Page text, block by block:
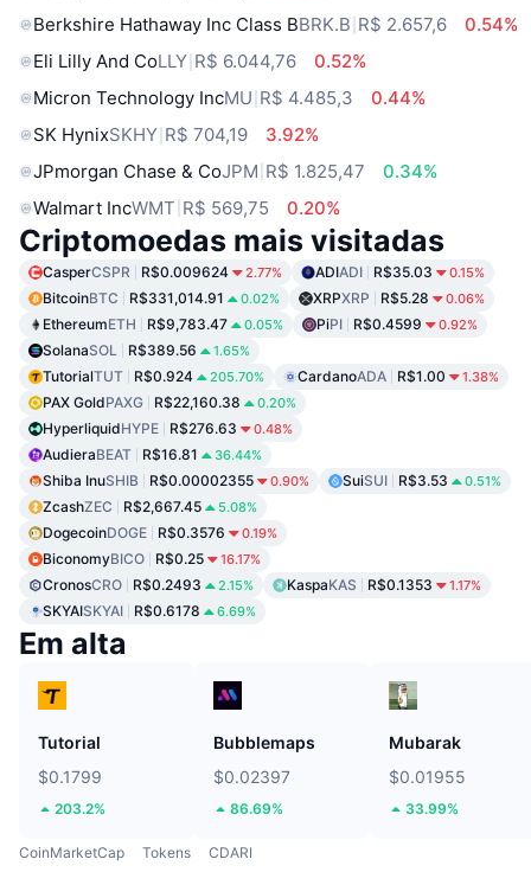
Berkshire Hathaway Inc Class BBRK.B R$ 2.657,6
0.54%
Eli Lilly And CoLLY R$ 6.044,76
0.52%
Micron Technology IncMU R$ 4.485,3
0.44%
SK HynixSKHY R$ 704,19
3.92%
JPmorgan Chase & CoJPM R$ 1.825,47
0.34%
Walmart IncWMT R$ 569,75 0.20%
Criptomoedas mais visitadas
CasperCSPR R$0.009624 2.77% ADIADI R$35.03 0.15%
BitcoinBTC R$331,014.91 0.02% XRPXRP R$5.28 0.06%
EthereumETH R$9,783.47 0.05% PiPI R$0.4599 0.92%
SolanaSOL R$389.56 1.65%
TutorialTUT R$0.924 205.70% CardanoADA R$1.00 1.38%
PAX GoldPAXG R$22,160.38 0.20%
HyperliquidHYPE R$276.63 0.48%
AudieraBEAT R$16.81 36.44%
Shiba InuSHIB R$0.00002355 0.90% SuiSUI R$3.53 0.51%
ZcashZEC R$2,667.45 5.08%
DogecoinDOGE R$0.3576 0.19%
BiconomyBICO R$0.25 16.17%
CronosCRO R$0.2493 2.15% KaspaKAS R$0.1353 1.17%
SKYAISKYAI R$0.6178 6.69%
Em alta
Tutorial
$0.1799
203.2%
Bubblemaps
$0.02397
86.69%
Mubarak
$0.01955
33.99%
CoinMarketCap Tokens CDARI